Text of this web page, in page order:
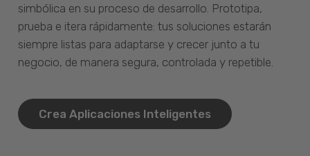
simbólica en su proceso de desarrollo. Prototipa,
prueba e itera rápidamente: tus soluciones estarán
siempre listas para adaptarse y crecer junto a tu
negocio, de manera segura, controlada y repetible.
Crea Aplicaciones Inteligentes